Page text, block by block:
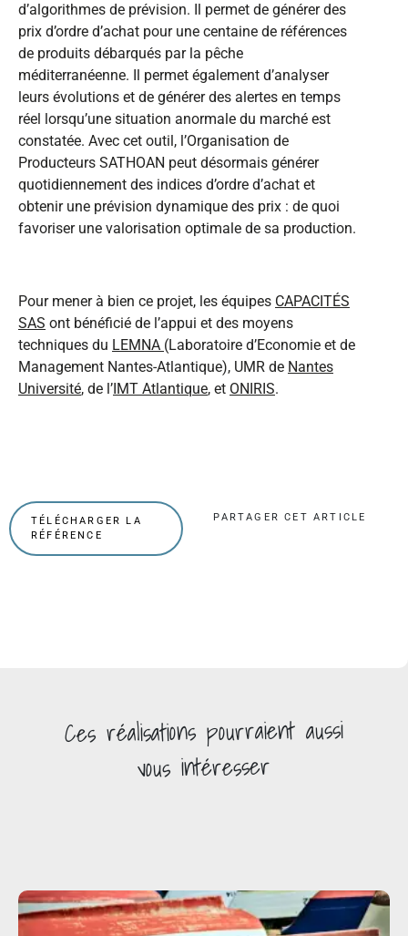
d’algorithmes de prévision. Il permet de générer des
prix d’ordre d’achat pour une centaine de références
de produits débarqués par la pêche
méditerranéenne. Il permet également d’analyser
leurs évolutions et de générer des alertes en temps
réel lorsqu’une situation anormale du marché est
constatée. Avec cet outil, l’Organisation de
Producteurs SATHOAN peut désormais générer
quotidiennement des indices d’ordre d’achat et
obtenir une prévision dynamique des prix : de quoi
favoriser une valorisation optimale de sa production.
Pour mener à bien ce projet, les équipes CAPACITÉS
SAS ont bénéficié de l’appui et des moyens
techniques du LEMNA (Laboratoire d’Economie et de
Management Nantes-Atlantique), UMR de Nantes
Université, de l’IMT Atlantique, et ONIRIS.
TÉLÉCHARGER LA
RÉFÉRENCE
PARTAGER CET ARTICLE
Ces réalisationspourraient aussi
vous intéresser